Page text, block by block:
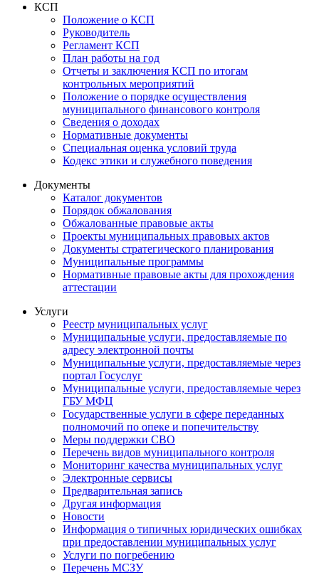
КСП
Положение о КСП
Руководитель
Регламент КСП
План работы на год
Отчеты и заключения КСП по итогам
контрольных мероприятий
Положение о порядке осуществления
муниципального финансового контроля
Сведения о доходах
Нормативные документы
Специальная оценка условий труда
Кодекс этики и служебного поведения
Документы
Каталог документов
Порядок обжалования
Обжалованные правовые акты
Проекты муниципальных правовых актов
Документы стратегического планирования
Муниципальные программы
Нормативные правовые акты для прохождения
аттестации
Услуги
Реестр муниципальных услуг
Муниципальные услуги, предоставляемые по
адресу электронной почты
Муниципальные услуги, предоставляемые через
портал Госуслуг
Муниципальные услуги, предоставляемые через
ГБУ МФЦ
Государственные услуги в сфере переданных
полномочий по опеке и попечительству
Меры поддержки СВО
Перечень видов муниципального контроля
Мониторинг качества муниципальных услуг
Электронные сервисы
Предварительная запись
Другая информация
Новости
Информация о типичных юридических ошибках
при предоставлении муниципальных услуг
Услуги по погребению
Перечень МСЗУ